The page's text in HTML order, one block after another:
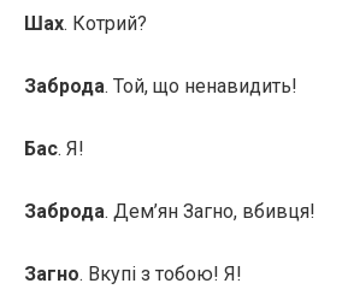
Шах. Котрий?
Заброда. Той, що ненавидить!
Бас. Я!
Заброда. Дем’ян Загно, вбивця!
Загно. Вкупі з тобою! Я!